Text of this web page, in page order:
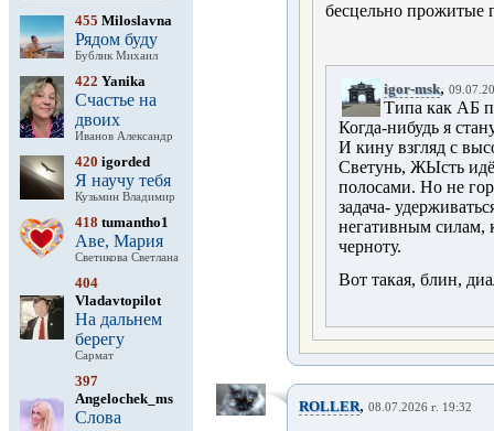
455 Miloslavna
Рядом буду
Бублик Михаил
422 Yanika
Счастье на
двоих
Иванов Александр
420 igorded
Я научу тебя
Кузьмин Владимир
418 tumantho1
Аве, Мария
Светикова Светлана
404
Vladavtopilot
На дальнем
берегу
Сармат
397
Angelochek_ms
Слова
бесцельно прожитые
igor-msk,
Типа как АБ
Когда-нибудь я
И кину взгляд с
Светунь, ЖЫсть
полосами. Но не
задача-
негативным силам,
черноту.
Вот такая, блин,
ROLLER, 08.07.2026 г. 19:32